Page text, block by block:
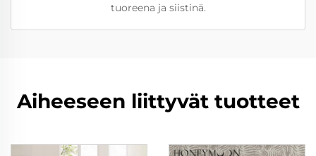
tuoreena ja siistinä.
Aiheeseen liittyvät tuotteet